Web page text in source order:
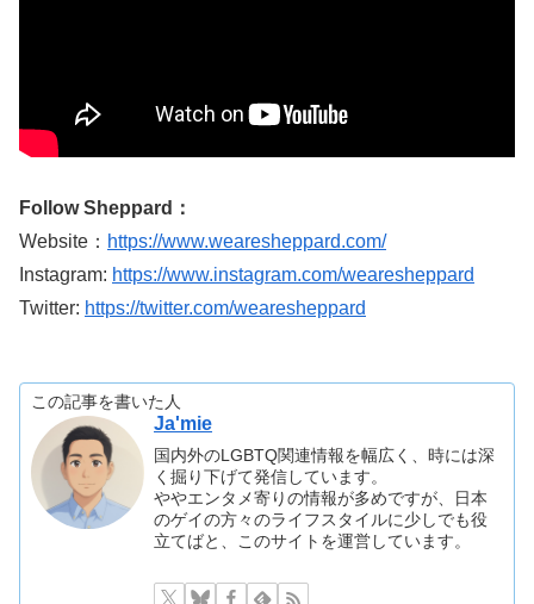
Follow Sheppard：
Website： https://www.wearesheppard.com/
Instagram: https://www.instagram.com/wearesheppard
Twitter: https://twitter.com/wearesheppard
この記事を書いた人
Ja'mie
国内外のLGBTQ関連情報を幅広く、時には深
く掘り下げて発信しています。
ややエンタメ寄りの情報が多めですが、日本
のゲイの方々のライフスタイルに少しでも役
立てばと、このサイトを運営しています。